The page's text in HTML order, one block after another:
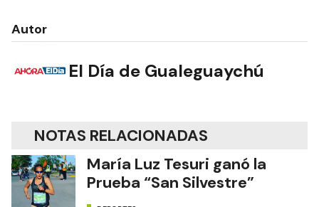
Autor
El Día de Gualeguaychú
NOTAS RELACIONADAS
María Luz Tesuri ganó la
Prueba “San Silvestre”